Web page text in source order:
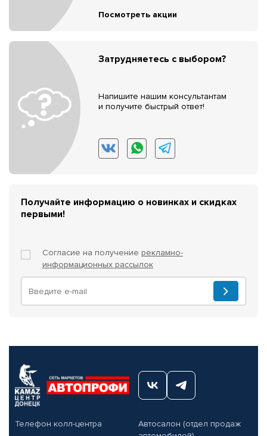
Посмотреть акции
Затрудняетесь с выбором?
Напишите нашим консультантам
и получите быстрый ответ!
Получайте информацию о новинках и скидках
первыми!
Согласие на получение рекламно-
информационных рассылок
Телефон колл-центра
Автосалон (отдел продаж